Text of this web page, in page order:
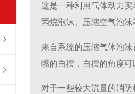
这是一种利用气体动力
丙烷泡沫、压缩空气泡沫
来自系统的压缩气体泡
嘴的自摆，自摆的角度可
对于一些较大流量的消